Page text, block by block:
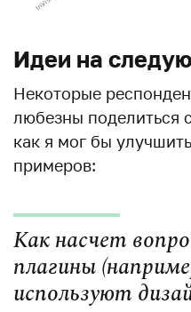
Идеи на
Некоторые
любезны поделиться
как я мог бы
примеров:
Как насчет
плагины
используют